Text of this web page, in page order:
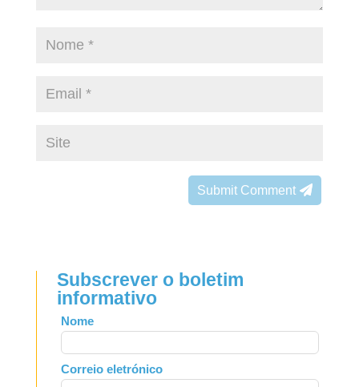
Submit Comment
Subscrever o boletim
informativo
Leave
this
field
blank
Nome
Correio eletrónico